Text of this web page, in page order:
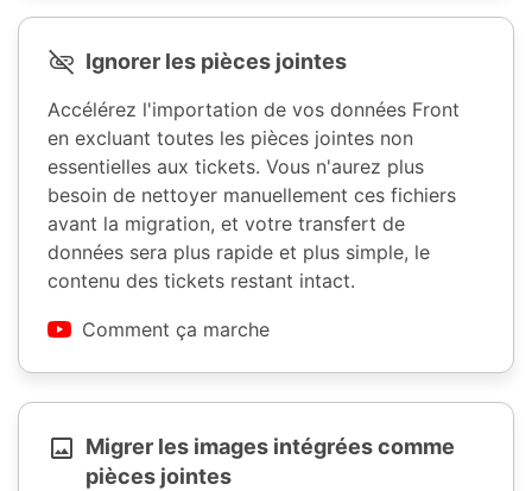
Ignorer les pièces jointes
Accélérez l'importation de vos données Front
en excluant toutes les pièces jointes non
essentielles aux tickets. Vous n'aurez plus
besoin de nettoyer manuellement ces fichiers
avant la migration, et votre transfert de
données sera plus rapide et plus simple, le
contenu des tickets restant intact.
Comment ça marche
Migrer les images intégrées comme
pièces jointes